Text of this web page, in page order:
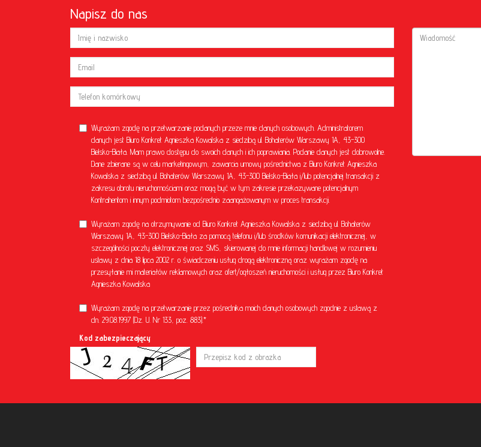
Napisz do nas
Wyrażam zgodę na przetwarzanie podanych przeze mnie danych osobowych. Administratorem
danych jest Biuro Konkret Agnieszka Kowalska z siedzibą ul. Bohaterów Warszawy 1A, 43-300
Bielsko-Biała. Mam prawo dostępu do swoich danych i ich poprawiania. Podanie danych jest dobrowolne.
Dane zbierane są w celu marketingowym, zawarcia umowy pośrednictwa z Biuro Konkret Agnieszka
Kowalska z siedzibą ul. Bohaterów Warszawy 1A, 43-300 Bielsko-Biała i/lub potencjalnej transakcji z
zakresu obrotu nieruchomościami oraz mogą być w tym zakresie przekazywane potencjalnym
Kontrahentom i innym podmiotom bezpośrednio zaangażowanym w proces transakcji.
Wyrażam zgodę na otrzymywanie od Biuro Konkret Agnieszka Kowalska z siedzibą ul. Bohaterów
Warszawy 1A, 43-300 Bielsko-Biała za pomocą telefonu i/lub środków komunikacji elektronicznej, w
szczególności poczty elektronicznej oraz SMS, skierowanej do mnie informacji handlowej w rozumieniu
ustawy z dnia 18 lipca 2002 r. o świadczeniu usług drogą elektroniczną oraz wyrażam zgodę na
przesyłanie mi materiałów reklamowych oraz ofert/ogłoszeń nieruchomości i usług przez Biuro Konkret
Agnieszka Kowalska
Wyrażam zgodę na przetwarzanie przez pośrednika moich danych osobowych zgodnie z ustawą z
dn. 29.08.1997 (Dz. U. Nr 133, poz. 883).*
Kod zabezpieczający